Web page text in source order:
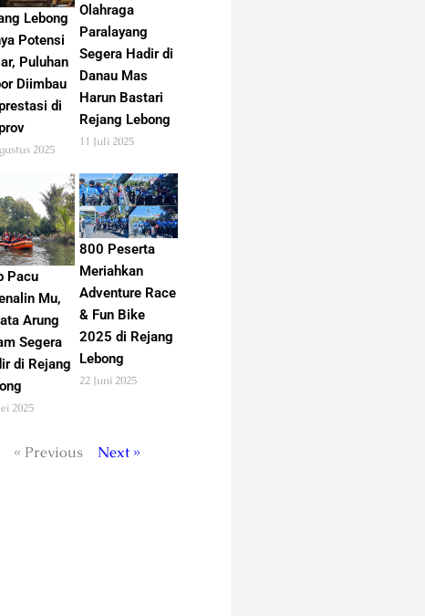
Lebong
Potensi
Puluhan
Diimbau
di
2025
Olahraga
Paralayang
Segera Hadir di
Danau Mas
Harun Bastari
Rejang Lebong
11 Juli 2025
Pacu
Mu,
Arung
Segera
di Rejang
2025
800 Peserta
Meriahkan
Adventure Race
& Fun Bike
2025 di Rejang
Lebong
22 Juni 2025
« Previous Next »